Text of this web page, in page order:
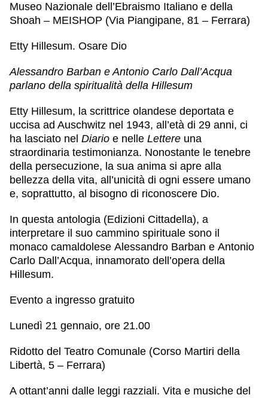
Museo Nazionale dell’Ebraismo Italiano e della
Shoah – MEISHOP (Via Piangipane, 81 – Ferrara)
Etty Hillesum. Osare Dio
Alessandro Barban e Antonio Carlo Dall’Acqua
parlano della spiritualità della Hillesum
Etty Hillesum, la scrittrice olandese deportata e
uccisa ad Auschwitz nel 1943, all’età di 29 anni, ci
ha lasciato nel Diario e nelle Lettere una
straordinaria testimonianza. Nonostante le tenebre
della persecuzione, la sua anima si apre alla
bellezza della vita, all’unicità di ogni essere umano
e, soprattutto, al bisogno di riconoscere Dio.
In questa antologia (Edizioni Cittadella), a
interpretare il suo cammino spirituale sono il
monaco camaldolese Alessandro Barban e Antonio
Carlo Dall’Acqua, innamorato dell’opera della
Hillesum.
Evento a ingresso gratuito
Lunedì 21 gennaio, ore 21.00
Ridotto del Teatro Comunale (Corso Martiri della
Libertà, 5 – Ferrara)
A ottant’anni dalle leggi razziali. Vita e musiche del